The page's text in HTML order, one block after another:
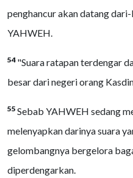
penghancur akan datang
YAHWEH.
54 "Suara ratapan terdengar
besar dari negeri orang
55 Sebab YAHWEH sedang
melenyapkan darinya suara
gelombangnya bergelora
diperdengarkan.